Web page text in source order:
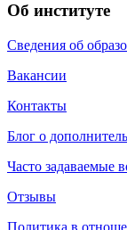
Об институте
Сведения об
Вакансии
Контакты
Блог о
Часто задаваемые
Отзывы
Политика в